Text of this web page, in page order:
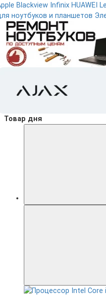
Blackview Infinix HUAWEI
ноутбуков и планшетов
Товар дня